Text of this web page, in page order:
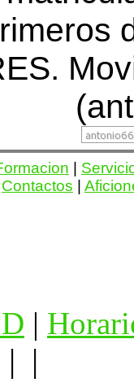
Contactos
|
| |